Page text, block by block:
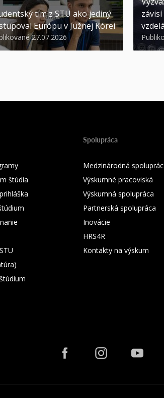
tím z STU ako jediný
Európu v Južnej Kórei
27.07.2026
štúdia
Spolupráca
Medzinárodná
Výskumné pracoviská
Výskumná spolupráca
Partnerská spolupráca
Inovácie
HRS4R
Kontakty na výskum